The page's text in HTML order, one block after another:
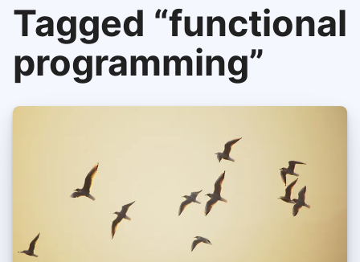
Tagged “functional
programming”